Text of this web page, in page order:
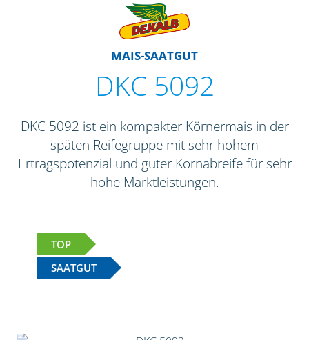
MAIS-SAATGUT
DKC 5092
DKC 5092 ist ein kompakter Körnermais in der
späten Reifegruppe mit sehr hohem
Ertragspotenzial und guter Kornabreife für sehr
hohe Marktleistungen.
TOP
SAATGUT